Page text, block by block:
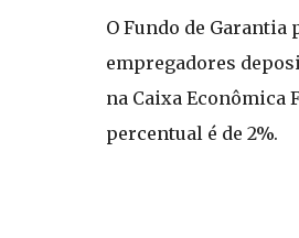
O Fundo de Garantia
empregadores
na Caixa Econômica
percentual é de 2%.